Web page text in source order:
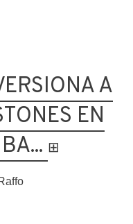
A
EN
⊞